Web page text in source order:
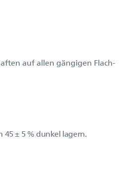
auf allen gängigen Flach-
45 ± 5 % dunkel lagern.